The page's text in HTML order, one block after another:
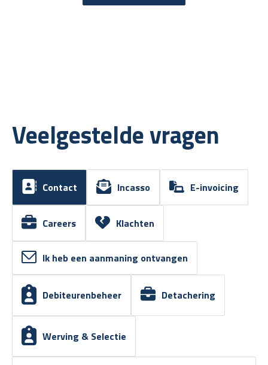
Veelgestelde vragen
Contact Incasso E-invoicing
Careers Klachten
Ik heb een aanmaning ontvangen
Debiteurenbeheer Detachering
Werving & Selectie